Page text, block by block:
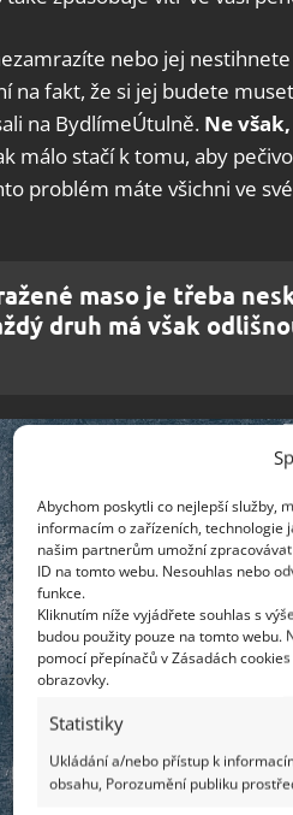
Abychom poskytli co nejlepší služby,
informacím o zařízeních, technologie
našim partnerům umožní
ID na tomto webu. Nesouhlas nebo
funkce.
Kliknutím níže vyjádřete souhlas s
budou použity pouze na tomto webu.
pomocí přepínačů v Zásadách
obrazovky.
Statistiky
Ukládání a/nebo přístup k
obsahu, Porozumění publiku
nebo jej
na fakt, že si jej budete
na BydlímeÚtulně. Ne
málo stačí k tomu, aby
problém máte všichni ve
maso je třeba
druh má však